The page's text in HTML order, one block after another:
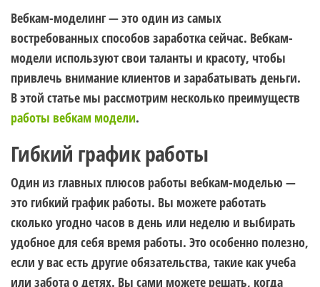
Вебкам-моделинг — это один из самых
востребованных способов заработка сейчас. Вебкам-
модели используют свои таланты и красоту, чтобы
привлечь внимание клиентов и зарабатывать деньги.
В этой статье мы рассмотрим несколько преимуществ
работы вебкам модели.
Гибкий график работы
Один из главных плюсов работы вебкам-моделью —
это гибкий график работы. Вы можете работать
сколько угодно часов в день или неделю и выбирать
удобное для себя время работы. Это особенно полезно,
если у вас есть другие обязательства, такие как учеба
или забота о детях. Вы сами можете решать, когда